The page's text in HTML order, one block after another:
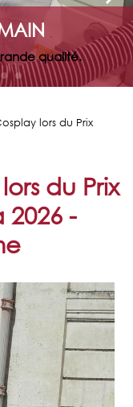
qualité.
lors du Prix
du Prix
-